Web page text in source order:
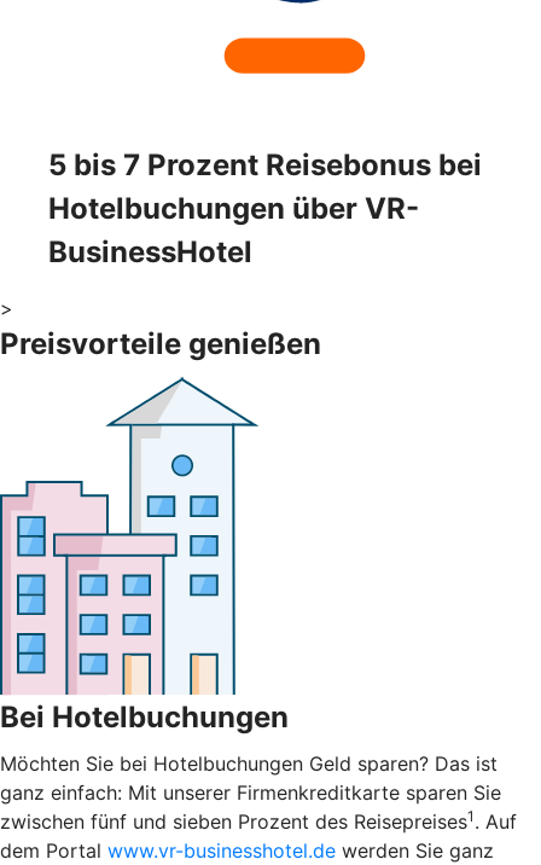
5 bis 7 Prozent Reisebonus bei
Hotelbuchungen über VR-
BusinessHotel
>
Preisvorteile genießen
Bei Hotelbuchungen
Möchten Sie bei Hotelbuchungen Geld sparen? Das ist
ganz einfach: Mit unserer Firmenkreditkarte sparen Sie
zwischen fünf und sieben Prozent des Reisepreises1 . Auf
dem Portal www.vr-businesshotel.de werden Sie ganz